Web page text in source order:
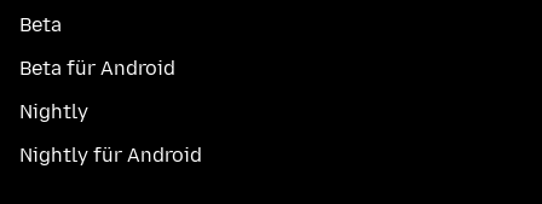
Beta
Beta für Android
Nightly
Nightly für Android